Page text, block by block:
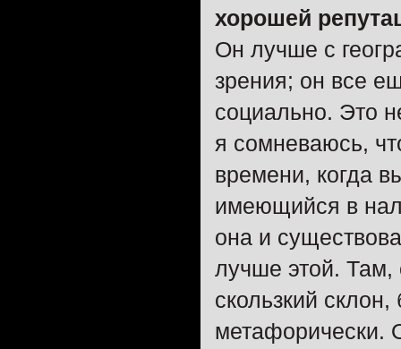
хорошей
Он лучше с
зрения; он все
социально. Это
я сомневаюсь,
времени, когда
имеющийся в
она и
лучше этой.
скользкий
метафорически.